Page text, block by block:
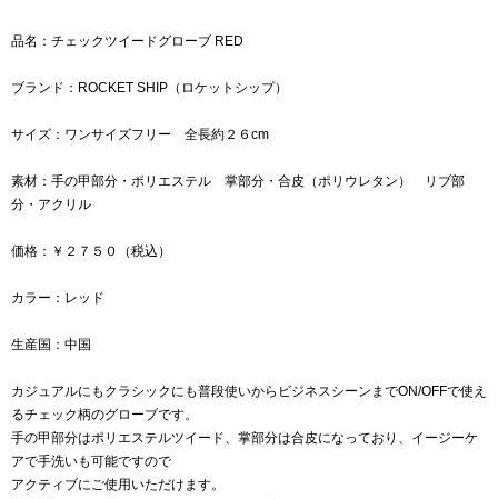
品名：チェックツイードグローブ RED
ブランド：ROCKET SHIP（ロケットシップ）
サイズ：ワンサイズフリー 全長約２６cm
素材：手の甲部分・ポリエステル 掌部分・合皮（ポリウレタン） リブ部
分・アクリル
価格：￥２７５０（税込）
カラー：レッド
生産国：中国
カジュアルにもクラシックにも普段使いからビジネスシーンまでON/OFFで使え
るチェック柄のグローブです。
手の甲部分はポリエステルツイード、掌部分は合皮になっており、イージーケ
アで手洗いも可能ですので
アクティブにご使用いただけます。